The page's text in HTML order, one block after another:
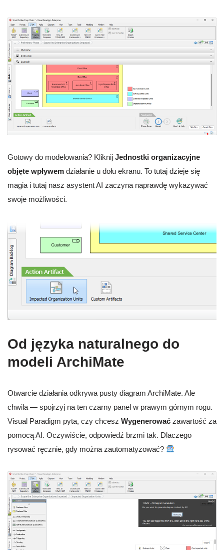
Gotowy do modelowania? Kliknij Jednostki organizacyjne
objęte wpływem działanie u dołu ekranu. To tutaj dzieje się
magia i tutaj nasz asystent AI zaczyna naprawdę wykazywać
swoje możliwości.
Od języka naturalnego do
modeli ArchiMate
Otwarcie działania odkrywa pusty diagram ArchiMate. Ale
chwila — spojrzyj na ten czarny panel w prawym górnym rogu.
Visual Paradigm pyta, czy chcesz Wygenerować zawartość za
pomocą AI. Oczywiście, odpowiedź brzmi tak. Dlaczego
rysować ręcznie, gdy można zautomatyzować?